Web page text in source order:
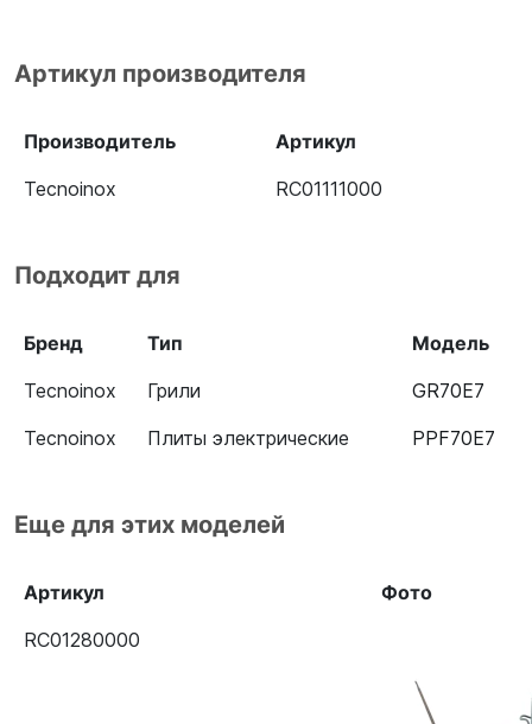
Артикул производителя
Производитель
Артикул
Tecnoinox
RC01111000
Подходит для
Бренд Тип
Модель
Tecnoinox
Грили
GR70E7
Tecnoinox
Плиты электрические PPF70E7
Еще для этих моделей
Артикул
Фото
RC01280000